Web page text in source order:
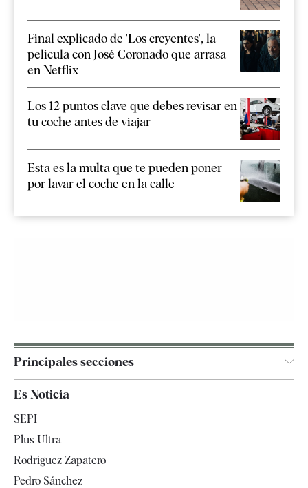
Final explicado de 'Los creyentes', la
película con José Coronado que arrasa
en Netflix
Los 12 puntos clave que debes revisar en
tu coche antes de viajar
Esta es la multa que te pueden poner
por lavar el coche en la calle
Principales secciones
Televisión
Es Noticia
SEPI
Plus Ultra
Rodríguez Zapatero
Pedro Sánchez